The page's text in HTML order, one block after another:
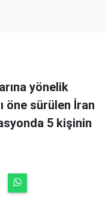
yönelik
öne sürülen İran
5 kişinin